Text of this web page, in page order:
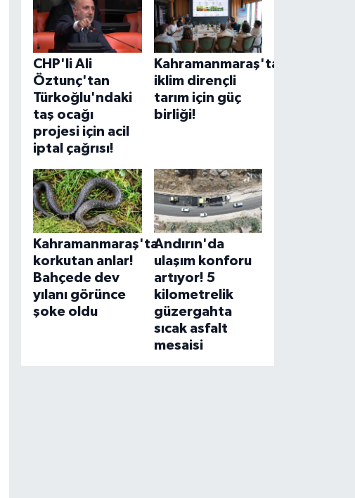
CHP'li Ali
Öztunç'tan
Türkoğlu'ndaki
taş ocağı
projesi için acil
iptal çağrısı!
Kahramanmaraş'ta
iklim dirençli
tarım için güç
birliği!
Kahramanmaraş'ta
korkutan anlar!
Bahçede dev
yılanı görünce
şoke oldu
Andırın'da
ulaşım konforu
artıyor! 5
kilometrelik
güzergahta
sıcak asfalt
mesaisi